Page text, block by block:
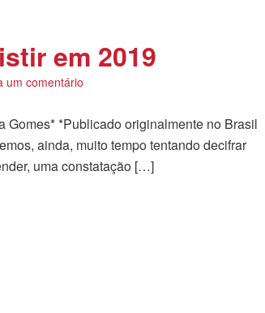
em 2019
um comentário
Gomes* *Publicado originalmente no Brasil
ainda, muito tempo tentando decifrar
uma constatação […]